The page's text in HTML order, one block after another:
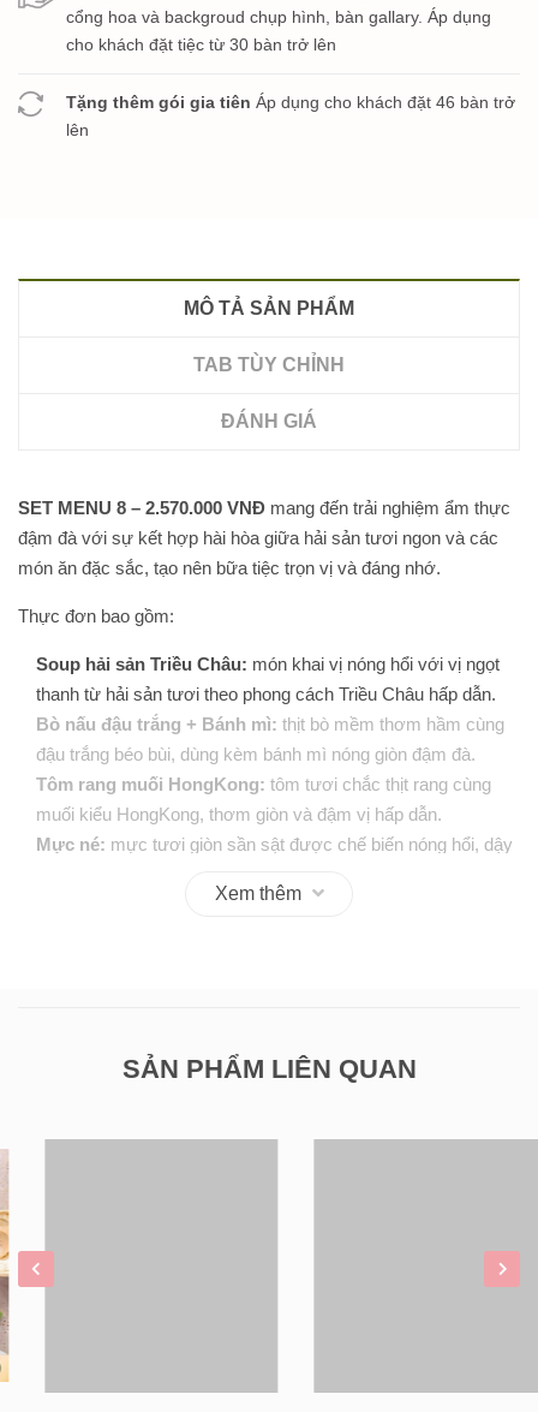
cổng hoa và backgroud chụp hình, bàn gallary. Áp dụng
cho khách đặt tiệc từ 30 bàn trở lên
Tặng thêm gói gia tiên Áp dụng cho khách đặt 46 bàn trở
lên
MÔ TẢ SẢN PHẨM
TAB TÙY CHỈNH
ĐÁNH GIÁ
SET MENU 8 – 2.570.000 VNĐ mang đến trải nghiệm ẩm thực
đậm đà với sự kết hợp hài hòa giữa hải sản tươi ngon và các
món ăn đặc sắc, tạo nên bữa tiệc trọn vị và đáng nhớ.
Thực đơn bao gồm:
Soup hải sản Triều Châu: món khai vị nóng hổi với vị ngọt
thanh từ hải sản tươi theo phong cách Triều Châu hấp dẫn.
Bò nấu đậu trắng + Bánh mì: thịt bò mềm thơm hầm cùng
đậu trắng béo bùi, dùng kèm bánh mì nóng giòn đậm đà.
Tôm rang muối HongKong: tôm tươi chắc thịt rang cùng
muối kiểu HongKong, thơm giòn và đậm vị hấp dẫn.
Mực né: mực tươi giòn sần sật được chế biến nóng hổi, dậy
Lẩu Thái hải sản + Bún:nước lẩu chua cay đặc trưng kết
4K/5A Bùi Hữu Nghĩa, Phường Biên Hòa, TP. Đồng
Xem thêm
SẢN PHẨM LIÊN QUAN